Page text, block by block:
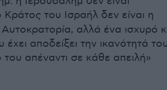
Κράτος του Ισραήλ δεν είναι η
αλλά ένα ισχυρό
αποδείξει την ικανότητά
απέναντι σε κάθε απειλή»